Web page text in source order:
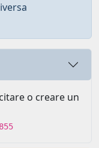
o creare un